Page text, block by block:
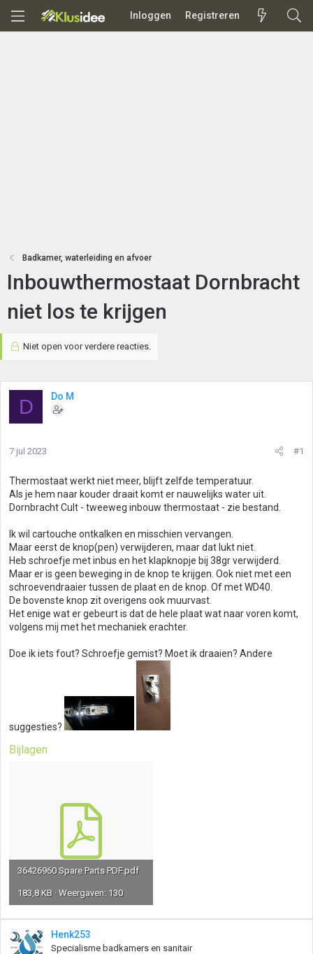
Inloggen Registreren
Badkamer, waterleiding en afvoer
Inbouwthermostaat Dornbracht
niet los te krijgen
Niet open voor verdere reacties.
D Do M
7 jul 2023 #1
Thermostaat werkt niet meer, blijft zelfde temperatuur.
Als je hem naar kouder draait komt er nauwelijks water uit.
Dornbracht Cult - tweeweg inbouw thermostaat - zie bestand.
Ik wil cartouche ontkalken en misschien vervangen.
Maar eerst de knop(pen) verwijderen, maar dat lukt niet.
Heb schroefje met inbus en het klapknopje bij 38gr verwijderd.
Maar er is geen beweging in de knop te krijgen. Ook niet met een
schroevendraaier tussen de plaat en de knop. Of met WD40.
De bovenste knop zit overigens ook muurvast.
Het enige wat er gebeurt is dat de hele plaat wat naar voren komt,
volgens mij met het mechaniek erachter.
Doe ik iets fout? Schroefje gemist? Moet ik draaien? Andere
suggesties?
Bijlagen
36426960 Spare Parts PDF.pdf
183,8 KB · Weergaven: 130
Henk253
Specialisme badkamers en sanitair